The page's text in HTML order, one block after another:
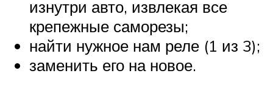
изнутри авто, извлекая все
крепежные саморезы;
найти нужное нам реле (1 из 3);
заменить его на новое.